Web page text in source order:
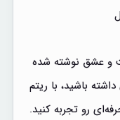
و عشق نوشته شده
باشید، با ریتم
رو تجربه کنید.